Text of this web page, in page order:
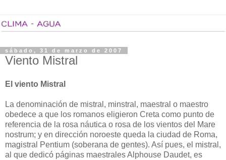
sábado, 31 de marzo de 2007
Viento Mistral
El viento Mistral
La denominación de mistral, minstral, maestral o maestro
obedece a que los romanos eligieron Creta como punto de
referencia de la rosa náutica o rosa de los vientos del Mare
nostrum; y en dirección noroeste queda la ciudad de Roma,
magistral Pentium (soberana de gentes). Así pues, el mistral,
al que dedicó páginas maestrales Alphouse Daudet, es